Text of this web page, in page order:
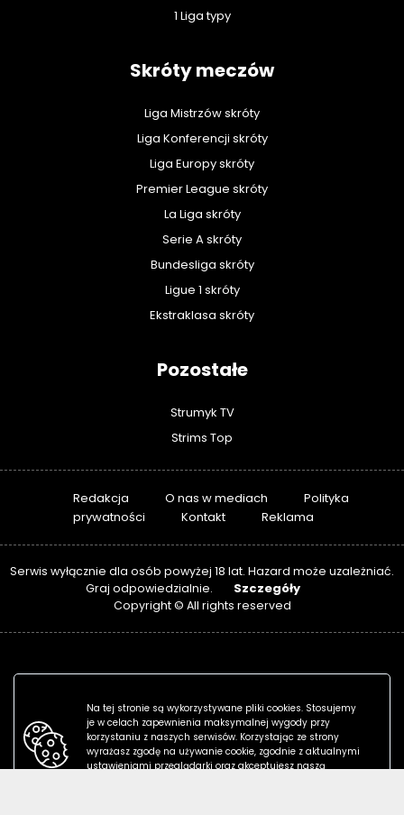
1 Liga typy
Skróty meczów
Liga Mistrzów skróty
Liga Konferencji skróty
Liga Europy skróty
Premier League skróty
La Liga skróty
Serie A skróty
Bundesliga skróty
Ligue 1 skróty
Ekstraklasa skróty
Pozostałe
Strumyk TV
Strims Top
Redakcja O nas w mediach
Polityka
prywatności
Kontakt Reklama
Serwis wyłącznie dla osób powyżej 18 lat. Hazard może uzależniać.
Graj odpowiedzialnie.
Szczegóły
Copyright © All rights reserved
Na tej stronie są wykorzystywane pliki cookies. Stosujemy
je w celach zapewnienia maksymalnej wygody przy
korzystaniu z naszych serwisów. Korzystając ze strony
wyrażasz zgodę na używanie cookie, zgodnie z aktualnymi
ustawieniami przeglądarki oraz akceptujesz naszą